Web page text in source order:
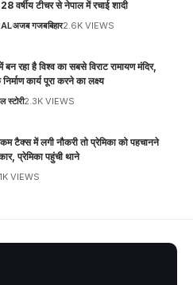
वर्षीय टीचर से नेपाल में रचाई शादी
अजब गजबबिहार2.6K VIEWS
बन रहा है विश्व का सबसे विराट रामायण मंदिर,
कार्य पूरा करने का लक्ष्य
स्टोरी2.3K VIEWS
टैक्स में लगी नौकरी तो प्रेमिका को पहचानने
प्रेमिका पहुंची थाने
VIEWS